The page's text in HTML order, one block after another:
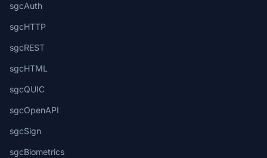
sgcAuth
sgcHTTP
sgcREST
sgcHTML
sgcQUIC
sgcOpenAPI
sgcSign
sgcBiometrics